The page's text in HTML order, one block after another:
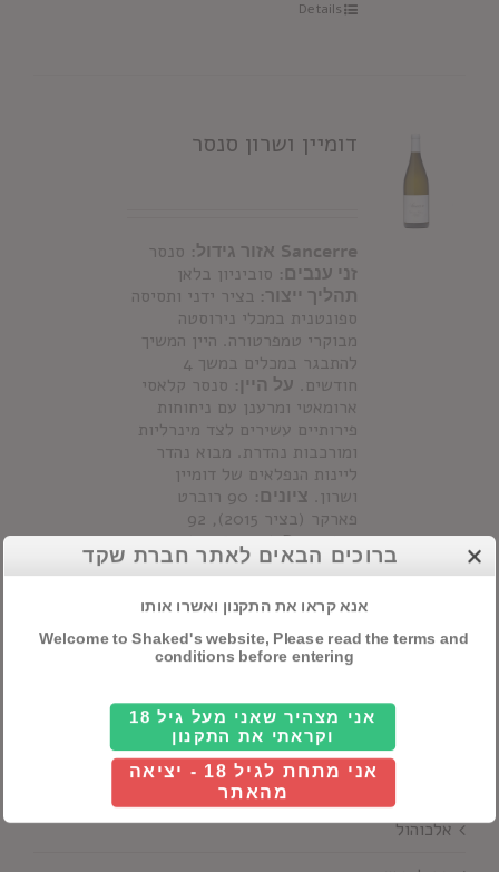
Details
דומיין ושרון סנסר
Sancerre אזור גידול: סנסר
זני ענבים: סוביניון בלאן
תהליך ייצור: בציר ידני ותסיסה
ספונטנית במכלי נירוסטה
מבוקרי טמפרטורה. היין המשיך
להתבגר במכלים במשך 4
חודשים. על היין: סנסר קלאסי
ארומאטי ומרענן עם ניחוחות
פירותיים עשירים לצד מינרליות
ומורכבות נהדרת. מבוא נהדר
ליינות הנפלאים של דומיין
ושרון. ציונים:
90 רוברט
פארקר (בציר 2015), 92
Decanter (בציר 2016)
אלכוהול
ברוכים הבאים לאתר חברת שקד
אנא קראו את התקנון ואשרו אותו
Welcome to Shaked's website, Please read the terms and
conditions before entering
אני מצהיר שאני מעל גיל 18
וקראתי את התקנון
אני מתחת לגיל 18 - יציאה
מהאתר